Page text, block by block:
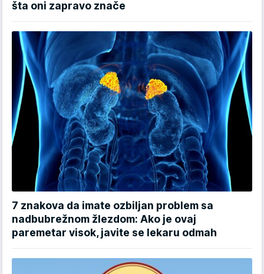
šta oni zapravo znače
7 znakova da imate ozbiljan problem sa
nadbubrežnom žlezdom: Ako je ovaj
paremetar visok, javite se lekaru odmah